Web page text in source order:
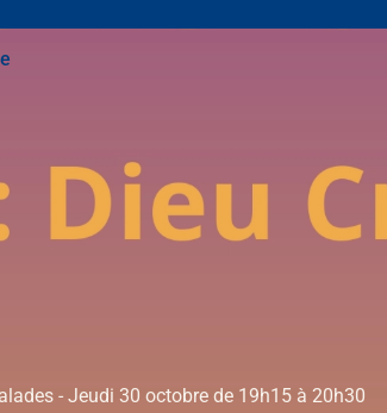
- Jeudi 30 octobre de 19h15 à 20h30